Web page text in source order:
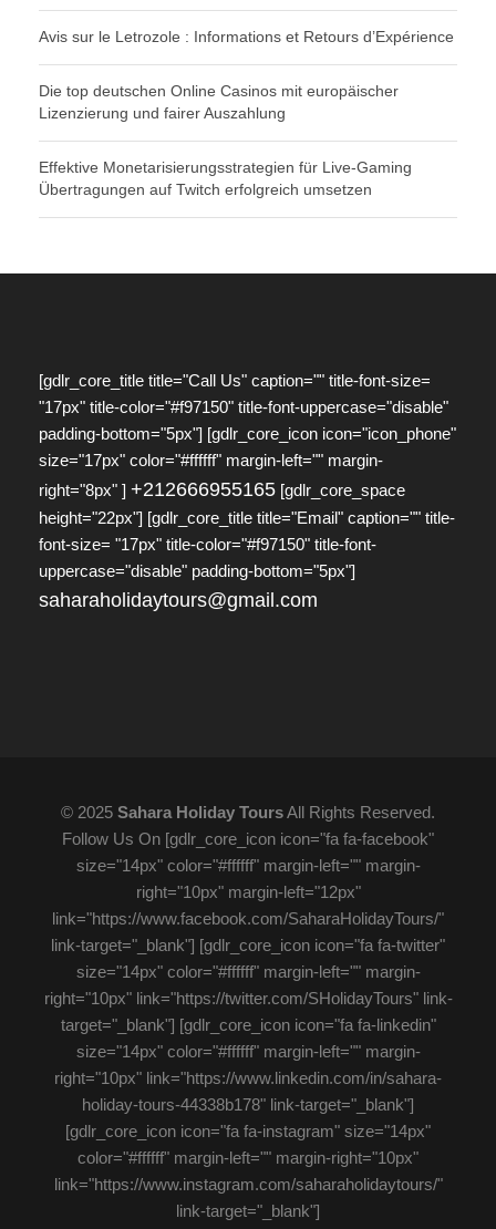
Avis sur le Letrozole : Informations et Retours d’Expérience
Die top deutschen Online Casinos mit europäischer
Lizenzierung und fairer Auszahlung
Effektive Monetarisierungsstrategien für Live-Gaming
Übertragungen auf Twitch erfolgreich umsetzen
[gdlr_core_title title="Call Us" caption="" title-font-size=
"17px" title-color="#f97150" title-font-uppercase="disable"
padding-bottom="5px"] [gdlr_core_icon icon="icon_phone"
size="17px" color="#ffffff" margin-left="" margin-
right="8px" ] +212666955165 [gdlr_core_space
height="22px"] [gdlr_core_title title="Email" caption="" title-
font-size= "17px" title-color="#f97150" title-font-
uppercase="disable" padding-bottom="5px"]
saharaholidaytours@gmail.com
© 2025 Sahara Holiday ToursAll Rights Reserved.
Follow Us On [gdlr_core_icon icon="fa fa-facebook"
size="14px" color="#ffffff" margin-left="" margin-
right="10px" margin-left="12px"
link="https://www.facebook.com/SaharaHolidayTours/"
link-target="_blank"] [gdlr_core_icon icon="fa fa-twitter"
size="14px" color="#ffffff" margin-left="" margin-
right="10px" link="https://twitter.com/SHolidayTours" link-
target="_blank"] [gdlr_core_icon icon="fa fa-linkedin"
size="14px" color="#ffffff" margin-left="" margin-
right="10px" link="https://www.linkedin.com/in/sahara-
holiday-tours-44338b178" link-target="_blank"]
[gdlr_core_icon icon="fa fa-instagram" size="14px"
color="#ffffff" margin-left="" margin-right="10px"
link="https://www.instagram.com/saharaholidaytours/"
link-target="_blank"]